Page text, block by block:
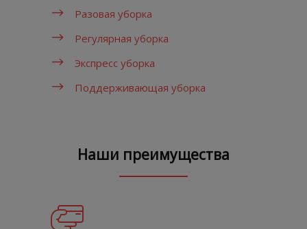
Разовая уборка
Регулярная уборка
Экспресс уборка
Поддерживающая уборка
Наши преимущества